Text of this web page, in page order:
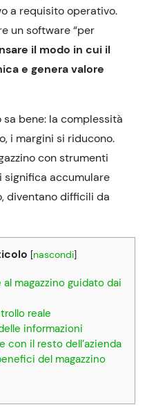
a requisito operativo.
un software “per
il modo in cui il
e genera valore
bene: la complessità
i margini si riducono.
con strumenti
significa accumulare
diventano difficili da
[nascondi]
magazzino guidato dai
reale
informazioni
con il resto dell’azienda
del magazzino